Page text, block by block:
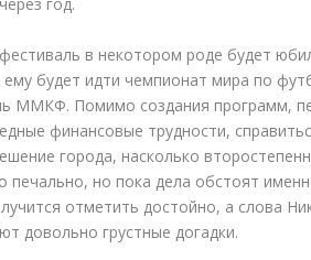
в некотором роде будет
будет идти чемпионат мира по
ММКФ. Помимо создания программ,
финансовые трудности,
города, насколько
печально, но пока дела обстоят
отметить достойно, а слова
довольно грустные догадки.